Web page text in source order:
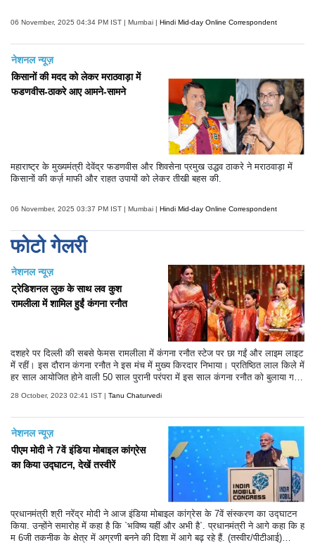
06 November, 2025 04:34 PM IST | Mumbai | Hindi Mid-day Online Correspondent
नेशनल न्यूज़
किसानों की मदद को लेकर मराठवाड़ा में
फडणवीस-ठाकरे आए आमने-सामने
महाराष्ट्र के मुख्यमंत्री देवेंद्र फडणवीस और शिवसेना प्रमुख उद्धव ठाकरे ने मराठवाड़ा में
किसानों की कर्ज़ माफी और राहत उपायों को लेकर तीखी बहस की.
06 November, 2025 03:37 PM IST | Mumbai | Hindi Mid-day Online Correspondent
फोटो गेलरी
नेशनल न्यूज़
ट्रेडिशनल लुक के साथ लव कुश
रामलीला में शामिल हुईं कंगना रनौत
दशहरे पर दिल्ली की सबसे फेमस रामलीला में कंगना रनौत स्टेज पर छा गईं और लाइम लाइट
में रहीं। इस दौरान कंगना रनौत ने इस मंच में मुख्य किरदार निभाया। प्रतिष्ठित लाल किले में
हर साल आयोजित होने वाली 50 साल पुरानी परंपरा में इस साल कंगना रनौत को बुलाया ग
किया। हालांकि तमाम कोशिशों के बाद भी वह रावण दहन नहीं कर सकीं।
28 October, 2023 02:41 IST | Tanu Chaturvedi
नेशनल न्यूज़
पीएम मोदी ने 7वें इंडिया मोबाइल कांग्रेस
का किया उद्घाटन, देखें तस्वीरें
प्रधानमंत्री श्री नरेंद्र मोदी ने आज इंडिया मोबाइल कांग्रेस के 7वें संस्करण का उद्घाटन
किया. उन्होंने समारोह में कहा है कि `भविष्य यहीं और अभी है`. प्रधानमंत्री ने आगे कहा कि ह
म 6जी तकनीक के क्षेत्र में अग्रणी बनने की दिशा में आगे बढ़ रहे हैं. (तस्वीर/पीटीआई)